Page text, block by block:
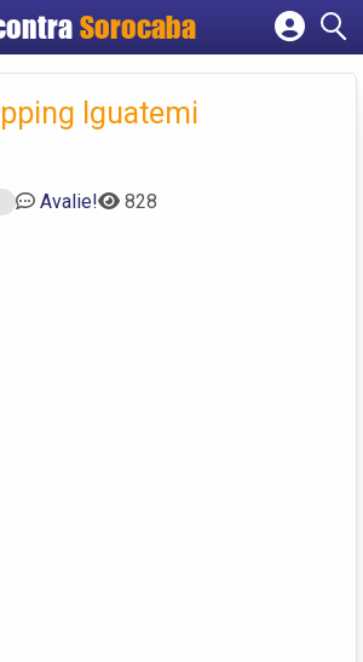
Sorocaba
Cadastrar empresa
Criar conta
Iguatemi
Avalie! 828